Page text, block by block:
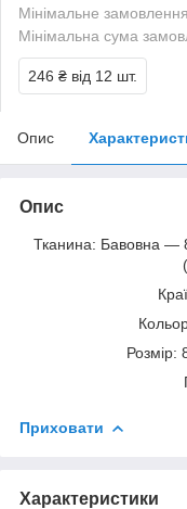
Мінімальне
Мінімальна сума
246 ₴ від 12 шт.
Опис
Опис
Тканина: Бавовна —
Розмір:
Приховати
Характеристики